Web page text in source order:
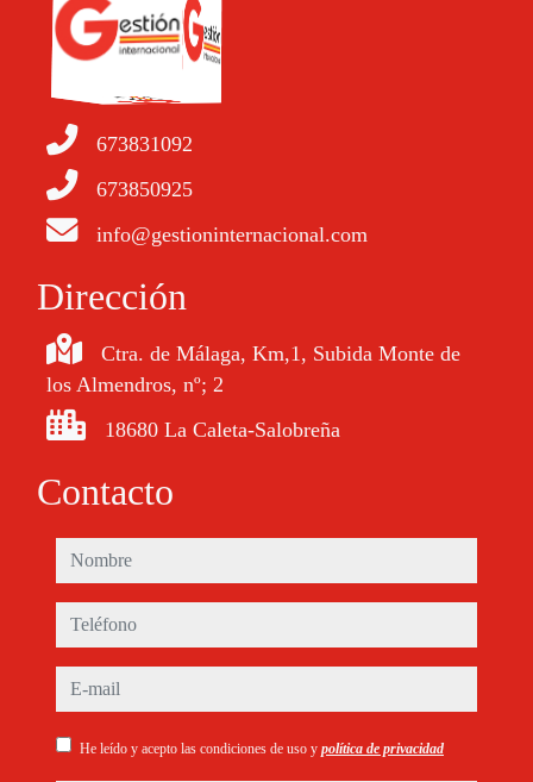
673831092
673850925
info@gestioninternacional.com
Dirección
Ctra. de Málaga, Km,1, Subida Monte de
los Almendros, nº; 2
18680 La Caleta-Salobreña
Contacto
nombre
teléfono
e-mail
He leído y acepto las condiciones de uso y política de privacidad